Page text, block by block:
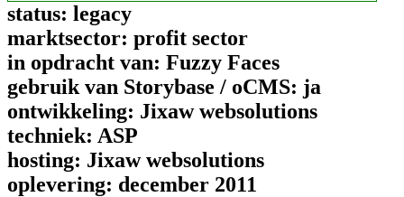
status: legacy
marktsector: profit sector
in opdracht van: Fuzzy Faces
gebruik van Storybase / oCMS: ja
ontwikkeling: Jixaw websolutions
techniek: ASP
hosting: Jixaw websolutions
oplevering: december 2011